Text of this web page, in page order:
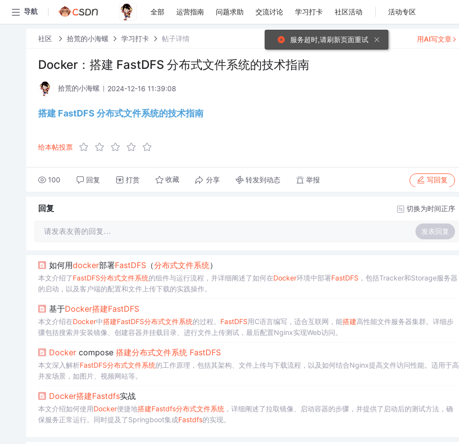
导航 全部 运营指南 问题求助 交流讨论 学习打卡 社区活动 活动专区
社区 拾荒的小海螺 学习打卡 帖子详情
Docker：搭建 FastDFS 分布式文件系统的技术指南
拾荒的小海螺 2024-12-16 11:39:08
搭建 FastDFS 分布式文件系统的技术指南
给本帖投票
100 回复 打赏 收藏 分享 转发到动态 举报 写回复
用AI写文章
回复 切换为时间正序
请发表友善的回复… 发表回复
如何用docker部署FastDFS（分布式文件系统）
本文介绍了FastDFS分布式文件系统的组件与运行流程，并详细阐述了如何在Docker环境中部署FastDFS ，包括Tracker和Storage服务器
的启动，以及客户端的配置和文件上传下载的实践操作。
基于Docker搭建FastDFS
本文介绍在Docker中搭建FastDFS分布式文件系统的过程。 FastDFS用C语言编写，适合互联网，能搭建高性能文件服务器集群。详细步
骤包括搜索并安装镜像、创建容器并挂载目录、进行文件上传测试，最后配置Nginx实现Web访问。
Dockercompose 搭建分布式文件系统 FastDFS
本文深入解析FastDFS分布式文件系统的工作原理，包括其架构、文件上传与下载流程，以及如何结合Nginx提高文件访问性能。适用于高
并发场景，如图片、视频网站等。
Docker搭建Fastdfs实战
本文介绍如何使用Docker便捷地搭建Fastdfs分布式文件系统，详细阐述了拉取镜像、启动容器的步骤，并提供了启动后的测试方法，确
保服务正常运行。同时提及了Springboot集成Fastdfs的实现。
服务超时,请刷新页面重试